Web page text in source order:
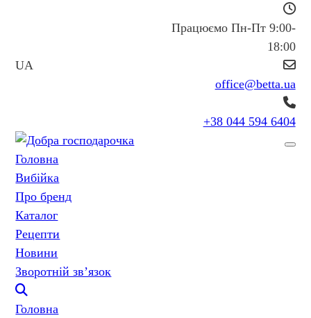
UA
Працюємо Пн-Пт 9:00-
18:00
office@betta.ua
+38 044 594 6404
Головна
Вибійка
Про бренд
Каталог
Рецепти
Новини
Зворотній зв’язок
Головна